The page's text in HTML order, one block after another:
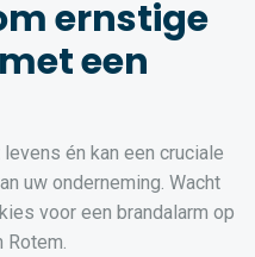
ernstige
een
én kan een cruciale
uw onderneming. Wacht
voor een brandalarm op
Rotem.